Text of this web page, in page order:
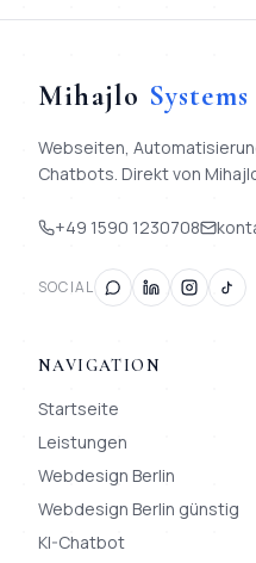
Mihajlo Systems
Webseiten,
Chatbots. Direkt von
+49 1590 1230708
SOCIAL
NAVIGATION
Startseite
Leistungen
Webdesign Berlin
Webdesign Berlin günstig
KI-Chatbot